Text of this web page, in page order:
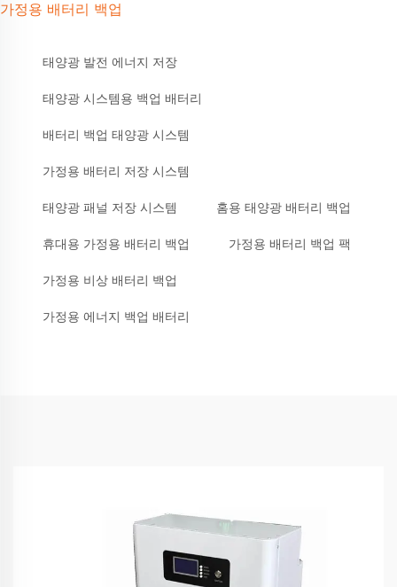
가정용 배터리 백업
태양광 발전 에너지 저장
태양광 시스템용 백업 배터리
배터리 백업 태양광 시스템
가정용 배터리 저장 시스템
태양광 패널 저장 시스템 홈용 태양광 배터리 백업
휴대용 가정용 배터리 백업 가정용 배터리 백업 팩
가정용 비상 배터리 백업
가정용 에너지 백업 배터리